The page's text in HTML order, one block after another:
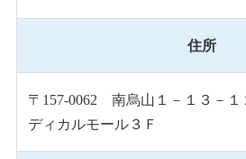
住所
〒157-0062 南烏山１－１３－
ディカルモール３Ｆ